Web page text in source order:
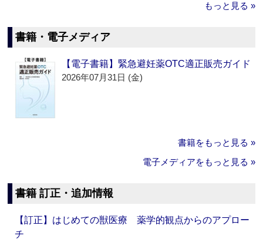
もっと見る »
書籍・電子メディア
【電子書籍】緊急避妊薬OTC適正販売ガイド
2026年07月31日 (金)
書籍をもっと見る »
電子メディアをもっと見る »
書籍 訂正・追加情報
【訂正】はじめての獣医療 薬学的観点からのアプロー
チ